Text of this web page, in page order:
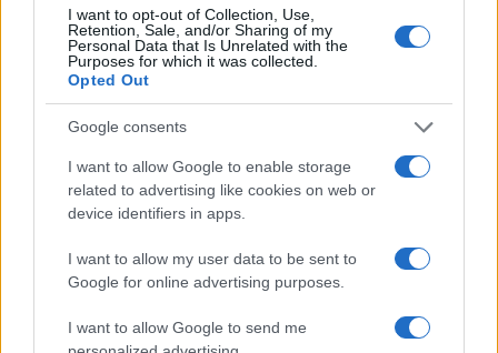
I want to opt-out of Collection, Use,
Retention, Sale, and/or Sharing of my
Personal Data that Is Unrelated with the
Purposes for which it was collected.
Opted Out
Google consents
I want to allow Google to enable storage
related to advertising like cookies on web or
device identifiers in apps.
I want to allow my user data to be sent to
Google for online advertising purposes.
I want to allow Google to send me
Sigue leyendo
FINANZAS